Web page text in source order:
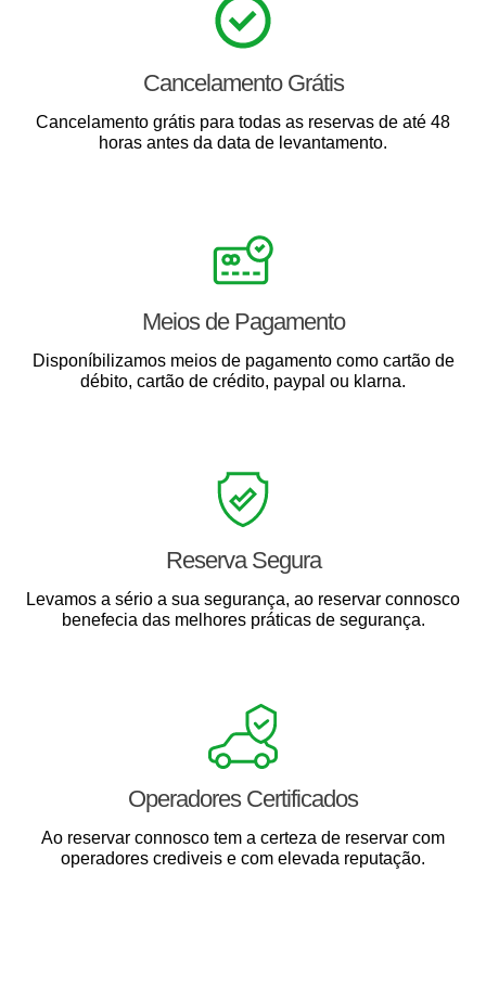
Cancelamento Grátis
Cancelamento grátis para todas as reservas de até 48
horas antes da data de levantamento.
Meios de Pagamento
Disponíbilizamos meios de pagamento como cartão de
débito, cartão de crédito, paypal ou klarna.
Reserva Segura
Levamos a sério a sua segurança, ao reservar connosco
benefecia das melhores práticas de segurança.
Operadores Certificados
Ao reservar connosco tem a certeza de reservar com
operadores crediveis e com elevada reputação.